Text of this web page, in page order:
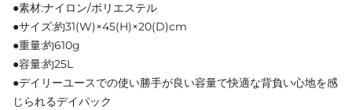
●素材:ナイロン/ポリエステル
●サイズ:約31(W)×45(H)×20(D)cm
●重量:約610g
●容量:約25L
●デイリーユースでの使い勝手が良い容量で快適な背負い心地を感
じられるデイパック